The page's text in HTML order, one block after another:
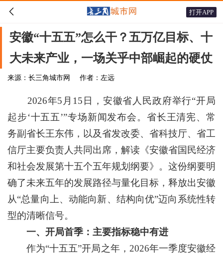
 打开APP
安徽“十五五”怎么干？五万亿目标、十
大未来产业，一场关乎中部崛起的硬仗
来源：长三角城市网 作者：左远
2026年5月15日，安徽省人民政府举行“开局
起步‘十五五’”专场新闻发布会。省长王清宪、常
务副省长王东伟，以及省发改委、省科技厅、省工
信厅主要负责人共同出席，解读《安徽省国民经济
和社会发展第十五个五年规划纲要》。这份纲要明
确了未来五年的发展路径与量化目标，释放出安徽
从“总量向上、动能向新、结构向优”迈向系统性转
型的清晰信号。
一、开局首季：主要指标稳中有进
作为“十五五”开局之年，2026年一季度安徽经